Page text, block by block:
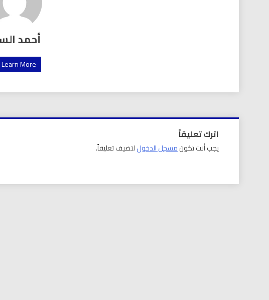
أحمد
Learn More →
اترك تعليقاً
يجب أنت تكونمسجل الدخوللتضيف تعليقاً.